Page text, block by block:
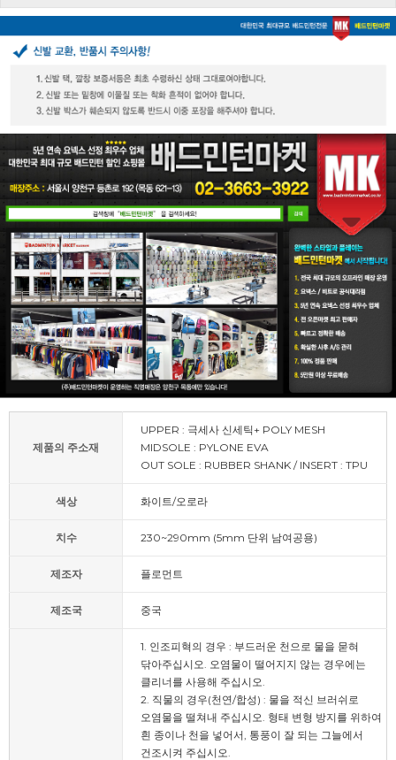
제품의 주소재
UPPER : 극세사 신세틱+ POLY MESH
MIDSOLE : PYLONE EVA
OUT SOLE : RUBBER SHANK / INSERT : TPU
색상 화이트/오로라
치수 230~290mm (5mm 단위 남여공용)
제조자 플로먼트
제조국 중국
1. 인조피혁의 경우 : 부드러운 천으로 물을 묻혀
닦아주십시오. 오염물이 떨어지지 않는 경우에는
클리너를 사용해 주십시오.
2. 직물의 경우(천연/합성) : 물을 적신 브러쉬로
오염물을 떨쳐내 주십시오. 형태 변형 방지를 위하여
흰 종이나 천을 넣어서, 통풍이 잘 되는 그늘에서
건조시켜 주십시오.